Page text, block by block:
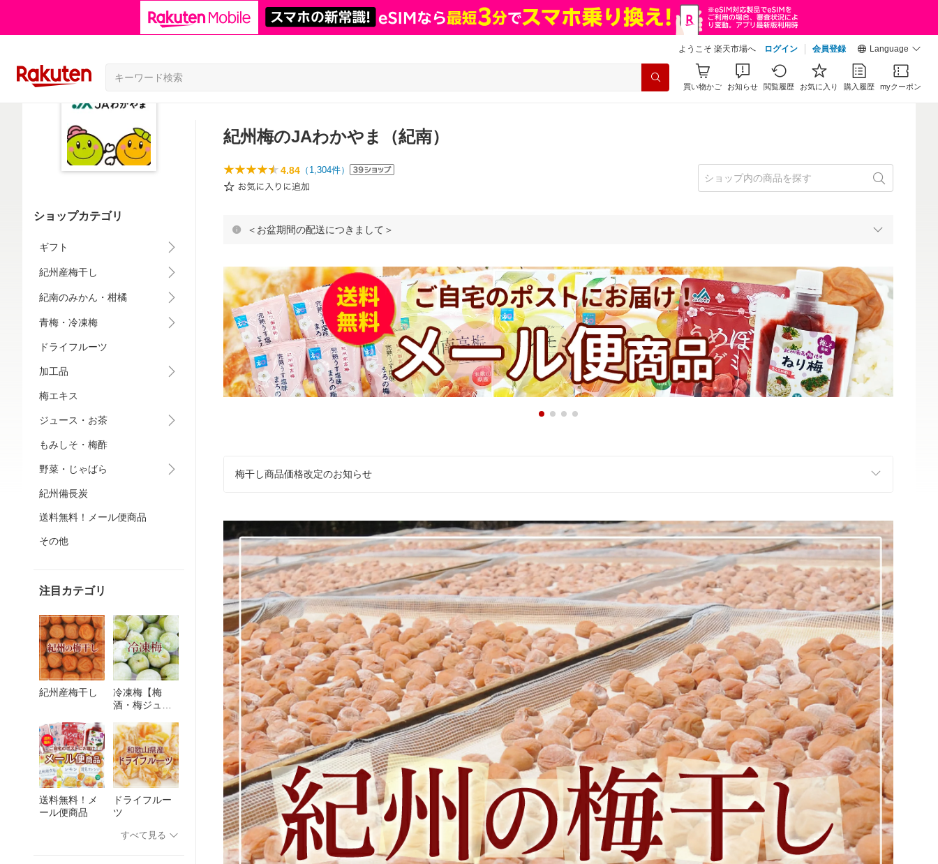
ようこそ 楽天市場へ ログイン 会員登録 Language
買い物かご お知らせ 閲覧履歴 お気に入り 購入履歴 myクーポン
ショップカテゴリ
ギフト
紀州産梅干し
紀南のみかん・柑橘
青梅・冷凍梅
ドライフルーツ
加工品
梅エキス
ジュース・お茶
もみしそ・梅酢
野菜・じゃばら
紀州備長炭
送料無料！メール便商品
その他
注目カテゴリ
紀州産梅干し
冷凍梅【梅
酒・梅ジュー
送料無料！メ
ール便商品
ドライフルー
ツ
すべて見る
紀州梅のJAわかやま（紀南）
4.84 （ 1,304件）
＜お盆期間の配送につきまして＞
梅干し商品価格改定のお知らせ